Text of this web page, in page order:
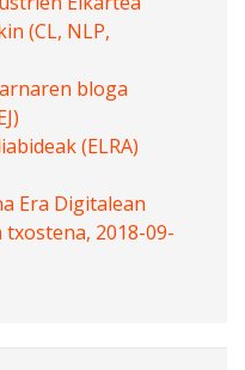
(CL, NLP,
bloga
(ELRA)
Era Digitalean
2018-09-